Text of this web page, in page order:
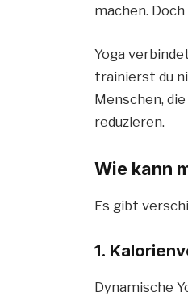
machen.
Yoga
trainierst du
Menschen,
reduzieren.
Wie kann
Es gibt
1.
Dynamische